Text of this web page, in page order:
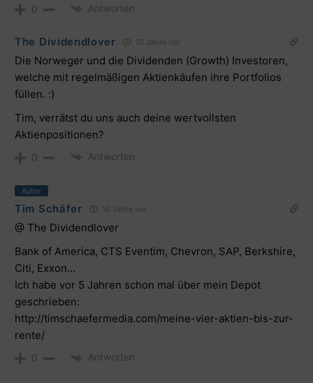
0 Antworten
The Dividendlover 10 Jahre vor
Die Norweger und die Dividenden (Growth) Investoren,
welche mit regelmäßigen Aktienkäufen ihre Portfolios
füllen. :)
Tim, verrätst du uns auch deine wertvollsten
Aktienpositionen?
0 Antworten
Autor
Tim Schäfer 10 Jahre vor
@ The Dividendlover
Bank of America, CTS Eventim, Chevron, SAP, Berkshire,
Citi, Exxon…
Ich habe vor 5 Jahren schon mal über mein Depot
geschrieben:
http://timschaefermedia.com/meine-vier-aktien-bis-zur-
rente/
0 Antworten